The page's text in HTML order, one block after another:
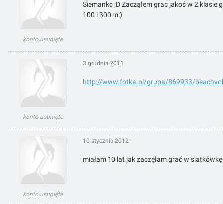
konto usunięte
Siemanko ;D Zacząłem grac jakoś w 2 klasie
100 i 300 m:)
konto usunięte
3 grudnia 2011
http://www.fotka.pl/grupa/869933/
konto usunięte
10 stycznia 2012
miałam 10 lat jak zaczęłam grać w